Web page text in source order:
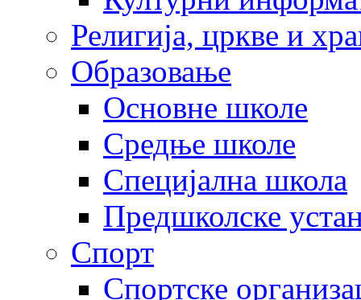
Религија, цркве и
Образовање
Основне школе
Средње школе
Специјална школа
Предшколске
Спорт
Спортске